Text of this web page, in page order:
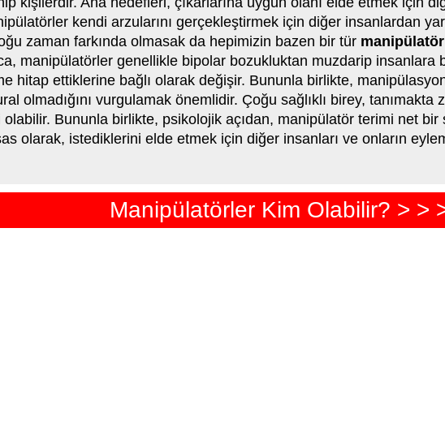
kendi arzularını gerçekleştirmek için diğer insanlardan
zaman farkında olmasak da hepimizin bazen bir tür manipülatör
manipülatörler genellikle bipolar bozukluktan muzdarip insanlara
hitap ettiklerine bağlı olarak değişir. Bununla birlikte,
olmadığını vurgulamak önemlidir. Çoğu sağlıklı birey, tanımakta
Bununla birlikte, psikolojik açıdan, manipülatör terimi net bir
olarak, istediklerini elde etmek için diğer insanları ve onların
Manipülatörler Kim Olabilir? > >